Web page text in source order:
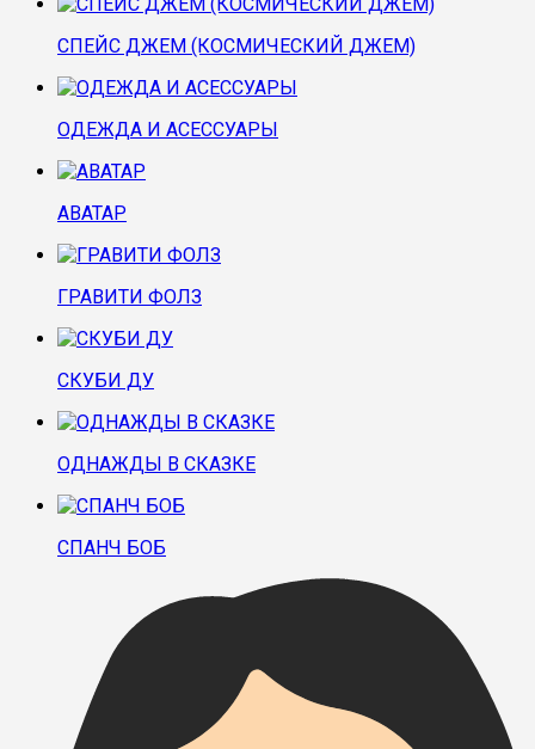
СПЕЙС ДЖЕМ (КОСМИЧЕСКИЙ ДЖЕМ)
ОДЕЖДА И АСЕССУАРЫ
АВАТАР
ГРАВИТИ ФОЛЗ
СКУБИ ДУ
ОДНАЖДЫ В СКАЗКЕ
СПАНЧ БОБ